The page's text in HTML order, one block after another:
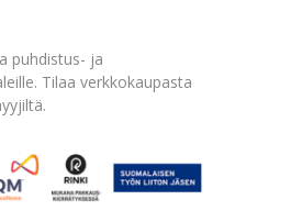
puhdistus- ja
Tilaa verkkokaupasta